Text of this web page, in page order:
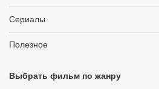
Сериалы
Полезное
Выбрать фильм по жанру